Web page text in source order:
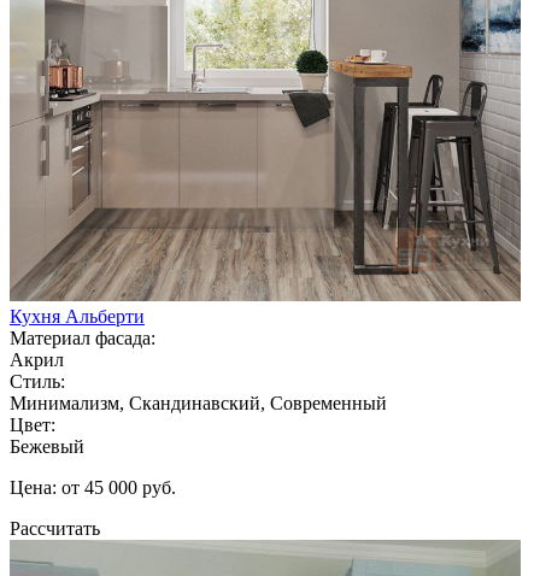
Кухня Альберти
Материал фасада:
Акрил
Стиль:
Минимализм, Скандинавский, Современный
Цвет:
Бежевый
Цена: от 45 000 руб.
Рассчитать